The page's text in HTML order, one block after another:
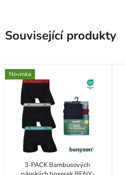
Související produkty
Novinka
3-PACK Bambusových